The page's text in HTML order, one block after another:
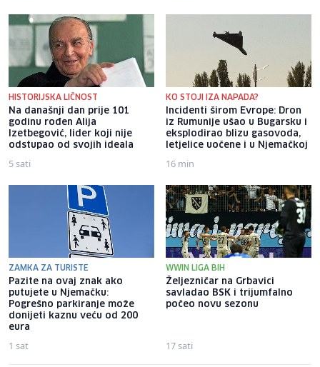
HISTORIJSKA LIČNOST
Na današnji dan prije 101
godinu rođen Alija
Izetbegović, lider koji nije
odstupao od svojih ideala
5 sati
KO STOJI IZA NAPADA?
Incidenti širom Evrope: Dron
iz Rumunije ušao u Bugarsku i
eksplodirao blizu gasovoda,
letjelice uočene i u Njemačkoj
16 min
ZAMKA ZA TURISTE
Pazite na ovaj znak ako
putujete u Njemačku:
Pogrešno parkiranje može
donijeti kaznu veću od 200
eura
1 sat
WWIN LIGA BIH
Željezničar na Grbavici
savladao BSK i trijumfalno
počeo novu sezonu
17 sati